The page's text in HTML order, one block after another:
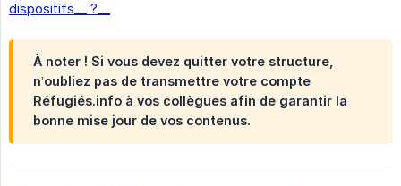
dispositifs__ ?__
À noter ! Si vous devez quitter votre structure,
n’oubliez pas de transmettre votre compte
Réfugiés.info à vos collègues afin de garantir la
bonne mise jour de vos contenus.